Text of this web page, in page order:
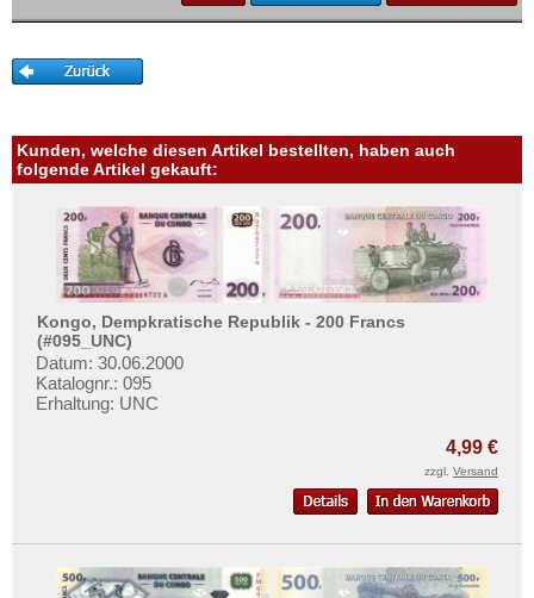
Kuba
Mexiko
Montserrat
Nicaragua
Niederländische Antillen
Ostkaribische Staaten
Paraguay
Peru
St. Kitts
Surinam
Trinidad und Tobago
Zahlungsbedingungen
Privatsphäre und Datenschutz
Liefer- und Versandkosten
Impressum
Kunden, welche diesen Artikel bestellten, haben auch
folgende Artikel gekauft:
Kongo, Dempkratische Republik - 200 Francs
(#095_UNC)
Datum: 30.06.2000
Katalognr.: 095
Erhaltung: UNC
4,99 €
zzgl. Versand